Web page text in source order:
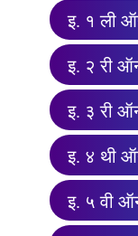
इ. १ ली
इ. २ री
इ. ३ री
इ. ४ थी
इ. ५ वी